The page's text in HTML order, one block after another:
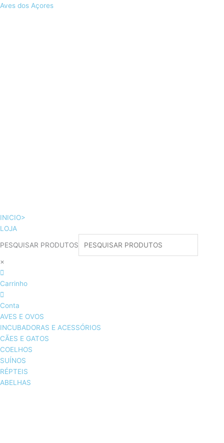
Skip
Aves dos Açores
INICIO>
LOJA
PESQUISAR PRODUTOS
×
Carrinho
Conta
AVES E OVOS
INCUBADORAS E ACESSÓRIOS
CÃES E GATOS
COELHOS
SUÍNOS
RÉPTEIS
ABELHAS